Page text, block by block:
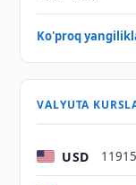
Ko'proq
VALYUTA
USD